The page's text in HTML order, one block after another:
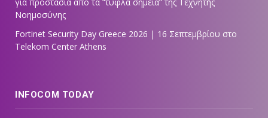
Νοημοσύνης
Fortinet Security Day Greece 2026 | 16 Σεπτεμβρίου στο
Telekom Center Athens
INFOCOM TODAY